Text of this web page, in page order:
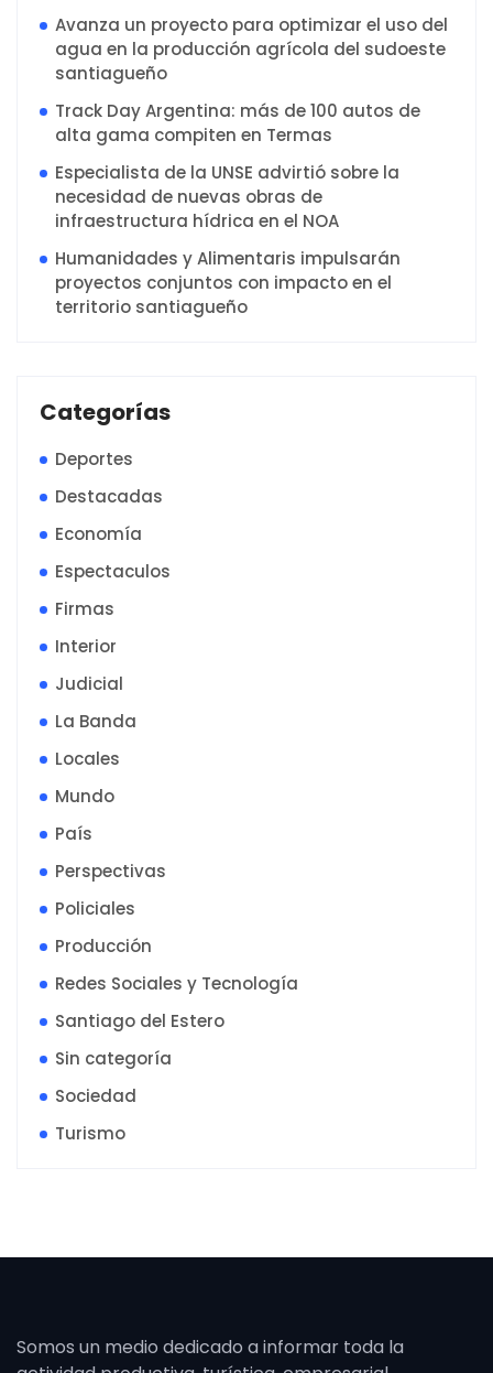
Avanza un proyecto para optimizar el uso del
agua en la producción agrícola del sudoeste
santiagueño
Track Day Argentina: más de 100 autos de
alta gama compiten en Termas
Especialista de la UNSE advirtió sobre la
necesidad de nuevas obras de
infraestructura hídrica en el NOA
Humanidades y Alimentaris impulsarán
proyectos conjuntos con impacto en el
territorio santiagueño
Categorías
Deportes
Destacadas
Economía
Espectaculos
Firmas
Interior
Judicial
La Banda
Locales
Mundo
País
Perspectivas
Policiales
Producción
Redes Sociales y Tecnología
Santiago del Estero
Sin categoría
Sociedad
Turismo
Somos un medio dedicado a informar toda la